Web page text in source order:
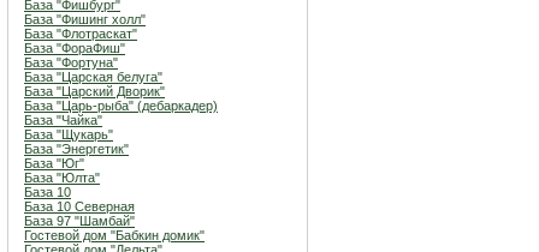
База "Фишбург"
База "Фишинг холл"
База "Флотраскат"
База "ФораФиш"
База "Фортуна"
База "Царская белуга"
База "Царский Дворик"
База "Царь-рыба" (дебаркадер)
База "Чайка"
База "Щукарь"
База "Энергетик"
База "Юг"
База "Юлта"
База 10
База 10 Северная
База 97 "Шамбай"
Гостевой дом "Бабкин домик"